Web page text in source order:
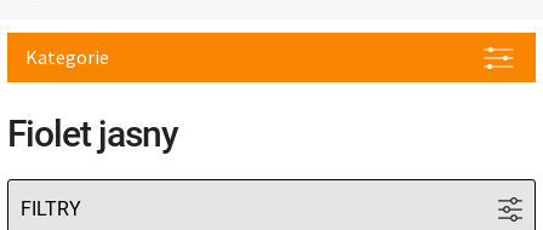
Fiolet jasny
Kategorie